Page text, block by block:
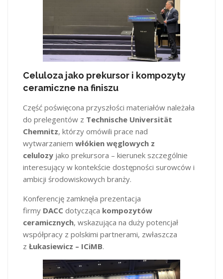
Celuloza jako prekursor i kompozyty
ceramiczne na finiszu
Część poświęcona przyszłości materiałów należała
do prelegentów z Technische Universität
Chemnitz, którzy omówili prace nad
wytwarzaniem włókien węglowych z
celulozy jako prekursora – kierunek szczególnie
interesujący w kontekście dostępności surowców i
ambicji środowiskowych branży.
Konferencję zamknęła prezentacja
firmy DACC dotycząca kompozytów
ceramicznych, wskazująca na duży potencjał
współpracy z polskimi partnerami, zwłaszcza
z Łukasiewicz – ICiMB.